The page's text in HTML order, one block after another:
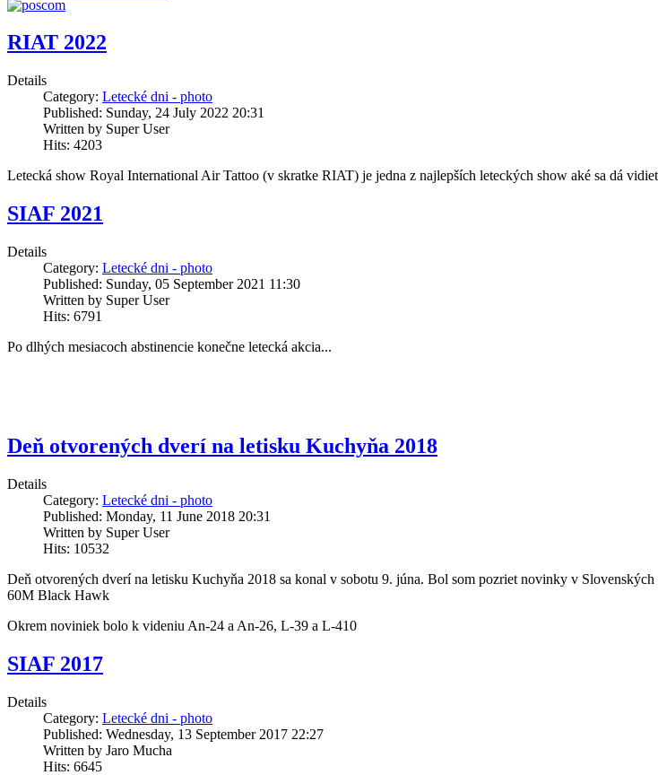
RIAT 2022
Details
Category: Letecké dni - photo
Published: Sunday, 24 July 2022 20:31
Written by Super User
Hits: 4203
Letecká show Royal International Air Tattoo (v skratke RIAT) je jedna z najlepších leteckých show aké sa dá
SIAF 2021
Details
Category: Letecké dni - photo
Published: Sunday, 05 September 2021 11:30
Written by Super User
Hits: 6791
Po dlhých mesiacoch abstinencie konečne letecká akcia...
Deň otvorených dverí na letisku Kuchyňa 2018
Details
Category: Letecké dni - photo
Published: Monday, 11 June 2018 20:31
Written by Super User
Hits: 10532
Deň otvorených dverí na letisku Kuchyňa 2018 sa konal v sobotu 9. júna. Bol som pozriet novinky v
60M Black Hawk
Okrem noviniek bolo k videniu An-24 a An-26, L-39 a L-410
SIAF 2017
Details
Category: Letecké dni - photo
Published: Wednesday, 13 September 2017 22:27
Written by Jaro Mucha
Hits: 6645